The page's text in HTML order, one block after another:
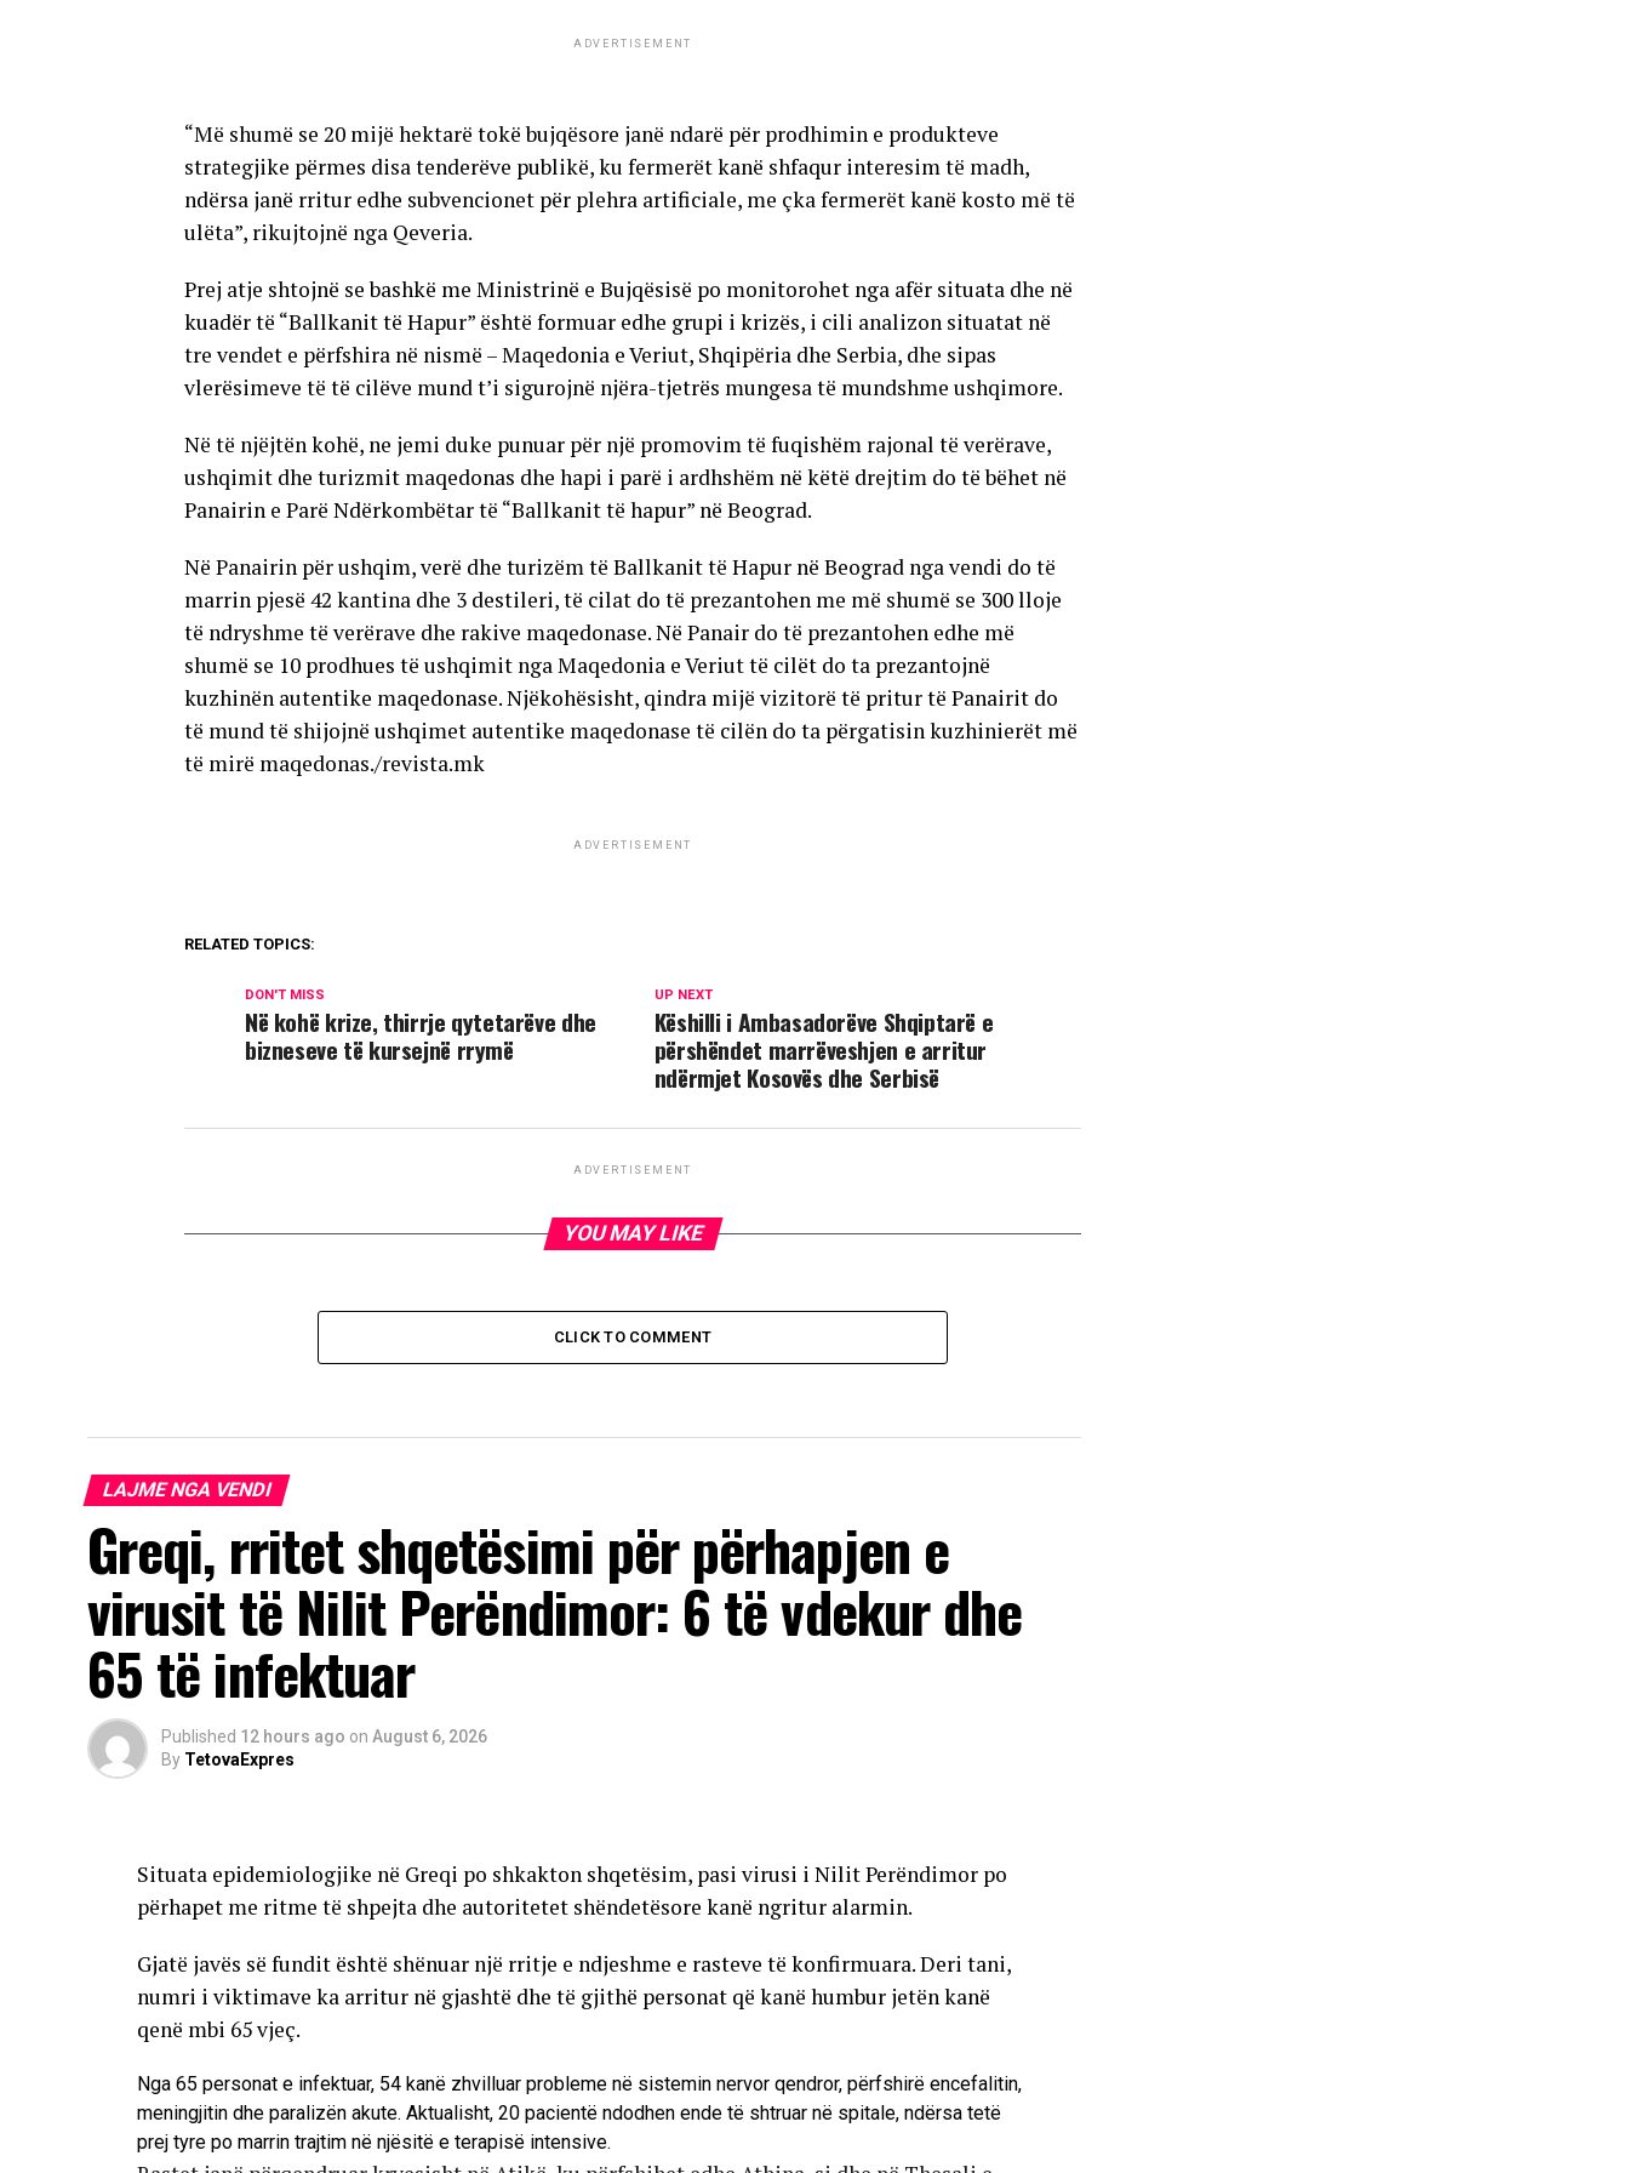
ADVERTISEMENT
“Më shumë se 20 mijë hektarë tokë bujqësore janë ndarë për prodhimin e produkteve
strategjike përmes disa tenderëve publikë, ku fermerët kanë shfaqur interesim të madh,
ndërsa janë rritur edhe subvencionet për plehra artificiale, me çka fermerët kanë kosto më të
ulëta”, rikujtojnë nga Qeveria.
Prej atje shtojnë se bashkë me Ministrinë e Bujqësisë po monitorohet nga afër situata dhe në
kuadër të “Ballkanit të Hapur” është formuar edhe grupi i krizës, i cili analizon situatat në
tre vendet e përfshira në nismë – Maqedonia e Veriut, Shqipëria dhe Serbia, dhe sipas
vlerësimeve të të cilëve mund t’i sigurojnë njëra-tjetrës mungesa të mundshme ushqimore.
Në të njëjtën kohë, ne jemi duke punuar për një promovim të fuqishëm rajonal të verërave,
ushqimit dhe turizmit maqedonas dhe hapi i parë i ardhshëm në këtë drejtim do të bëhet në
Panairin e Parë Ndërkombëtar të “Ballkanit të hapur” në Beograd.
Në Panairin për ushqim, verë dhe turizëm të Ballkanit të Hapur në Beograd nga vendi do të
marrin pjesë 42 kantina dhe 3 destileri, të cilat do të prezantohen me më shumë se 300 lloje
të ndryshme të verërave dhe rakive maqedonase. Në Panair do të prezantohen edhe më
shumë se 10 prodhues të ushqimit nga Maqedonia e Veriut të cilët do ta prezantojnë
kuzhinën autentike maqedonase. Njëkohësisht, qindra mijë vizitorë të pritur të Panairit do
të mund të shijojnë ushqimet autentike maqedonase të cilën do ta përgatisin kuzhinierët më
të mirë maqedonas./revista.mk
ADVERTISEMENT
RELATED TOPICS:
UP NEXT
Këshilli i Ambasadorëve Shqiptarë e
përshëndet marrëveshjen e arritur
ndërmjet Kosovës dhe Serbisë
DON'T MISS
Në kohë krize, thirrje qytetarëve dhe
bizneseve të kursejnë rrymë
ADVERTISEMENT
YOU MAY LIKE
CLICK TO COMMENT
LAJME NGA VENDI
Greqi, rritet shqetësimi për përhapjen e
virusit të Nilit Perëndimor: 6 të vdekur dhe
65 të infektuar
Published 12 hours ago on August 6, 2026
By TetovaExpres
Situata epidemiologjike në Greqi po shkakton shqetësim, pasi virusi i Nilit Perëndimor po
përhapet me ritme të shpejta dhe autoritetet shëndetësore kanë ngritur alarmin.
Gjatë javës së fundit është shënuar një rritje e ndjeshme e rasteve të konfirmuara. Deri tani,
numri i viktimave ka arritur në gjashtë dhe të gjithë personat që kanë humbur jetën kanë
qenë mbi 65 vjeç.
Nga 65 personat e infektuar, 54 kanë zhvilluar probleme në sistemin nervor qendror, përfshirë encefalitin,
meningjitin dhe paralizën akute. Aktualisht, 20 pacientë ndodhen ende të shtruar në spitale, ndërsa tetë
prej tyre po marrin trajtim në njësitë e terapisë intensive.